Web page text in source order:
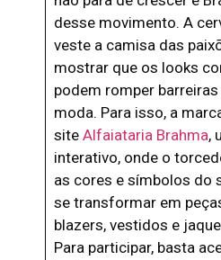
desse movimento. A
veste a camisa das
mostrar que os looks
podem romper
moda. Para isso, a
site Alfaiataria Brahma,
interativo, onde o
as cores e símbolos do
se transformar em
blazers, vestidos e
Para participar, basta